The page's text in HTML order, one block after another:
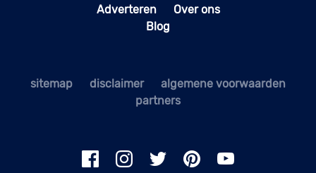
Adverteren
Over ons
Blog
sitemap disclaimer
algemene voorwaarden
partners